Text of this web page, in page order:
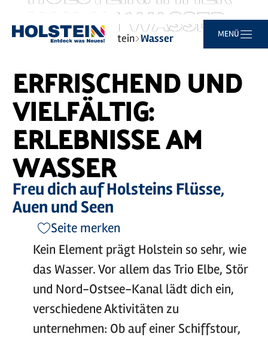
Zum
Hauptinhalt
Zur
Suche
Zur
Navigation
Zum
Footer
MENÜ
NAH AM WASSER.sh-tourismus.de/MOCANOX
abspielen
Sie
Startseite Typisch Holstein Wasser
ERFRISCHEND UND
VIELFÄLTIG:
ERLEBNISSE AM
WASSER
Freu dich auf Holsteins Flüsse,
Auen und Seen
Seite merken
Kein Element prägt Holstein so sehr, wie
das Wasser. Vor allem das Trio Elbe, Stör
und Nord-Ostsee-Kanal lädt dich ein,
verschiedene Aktivitäten zu
unternehmen: Ob auf einer Schiffstour,